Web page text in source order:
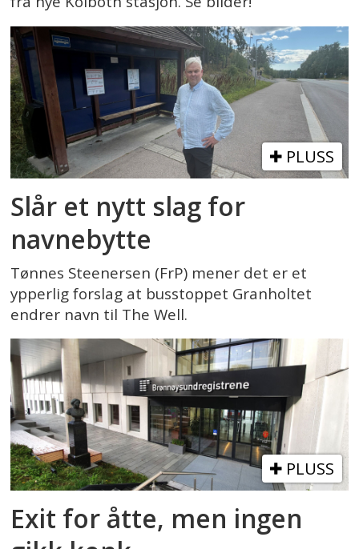
PLUSS
Slår et nytt slag for
navnebytte
Tønnes Steenersen (FrP) mener det er et
ypperlig forslag at busstoppet Granholtet
endrer navn til The Well.
PLUSS
Exit for åtte, men ingen